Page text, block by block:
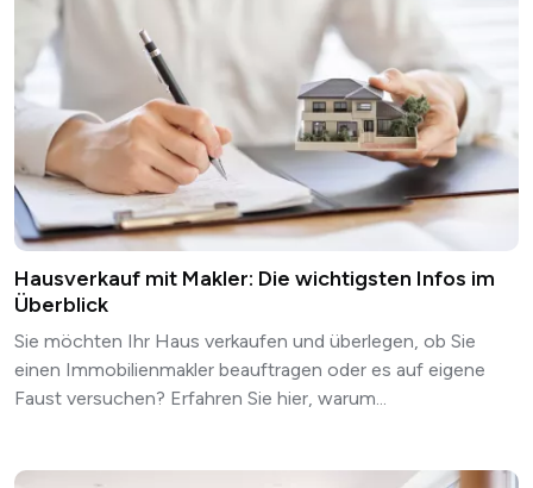
Hausverkauf mit Makler: Die wichtigsten Infos im
Überblick
Sie möchten Ihr Haus verkaufen und überlegen, ob Sie
einen Immobilienmakler beauftragen oder es auf eigene
Faust versuchen? Erfahren Sie hier, warum...